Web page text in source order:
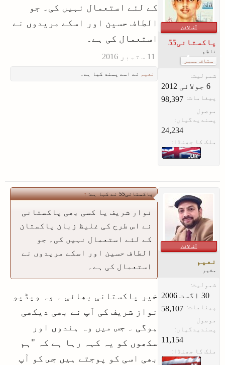
آف لائن
پاکستانی55
ناظم
سٹاف ممبر
شمولیت:
پیغامات: 98,397
موصول
پسندیدگیاں:
24,234
ملک کا جھنڈا:
کے لئے استعمال نہیں کی۔ جو
الطاف حسین اور اسکے مریدوں نے
استعمال کی ہے۔
نعیم نے اسے پسند کیا ہے۔
آف لائن
نعیم
مشیر
شمولیت:
پیغامات: 58,107
موصول
پسندیدگیاں:
11,154
ملک کا جھنڈا:
پاکستانی55 نے کہا ہے: ↑
نوار شریف یا کسی بھی پاکستانی
نے اس طرح کی غلیظ زبان پاکستان
کے لئے استعمال نہیں کی۔ جو
الطاف حسین اور اسکے مریدوں نے
استعمال کی ہے۔
خیر پاکستانی بھائی ۔ وہ ویڈیو
نواز شریف کی آپ نے بھی دیکھی
ہوگی ۔ جس میں وہ ہندوں اور
سکھوں کو یہ کہہ رہا ہے کہ "ہم
بھی اسی کو پوجتے ہیں جس کو آپ